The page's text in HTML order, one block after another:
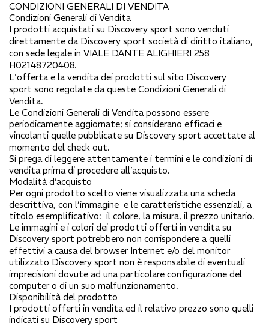
CONDIZIONI GENERALI DI VENDITA
Condizioni Generali di Vendita
I prodotti acquistati su Discovery sport sono venduti
direttamente da Discovery sport società di diritto italiano,
con sede legale in VIALE DANTE ALIGHIERI 258
H02148720408.
L'offerta e la vendita dei prodotti sul sito Discovery
sport sono regolate da queste Condizioni Generali di
Vendita.
Le Condizioni Generali di Vendita possono essere
periodicamente aggiornate; si considerano efficaci e
vincolanti quelle pubblicate su Discovery sport accettate al
momento del check out.
Si prega di leggere attentamente i termini e le condizioni di
vendita prima di procedere all’acquisto.
Modalità d’acquisto
Per ogni prodotto scelto viene visualizzata una scheda
descrittiva, con l’immagine e le caratteristiche essenziali, a
titolo esemplificativo: il colore, la misura, il prezzo unitario.
Le immagini e i colori dei prodotti offerti in vendita su
Discovery sport potrebbero non corrispondere a quelli
effettivi a causa del browser Internet e/o del monitor
utilizzato Discovery sport non è responsabile di eventuali
imprecisioni dovute ad una particolare configurazione del
computer o di un suo malfunzionamento.
Disponibilità del prodotto
I prodotti offerti in vendita ed il relativo prezzo sono quelli
indicati su Discovery sport